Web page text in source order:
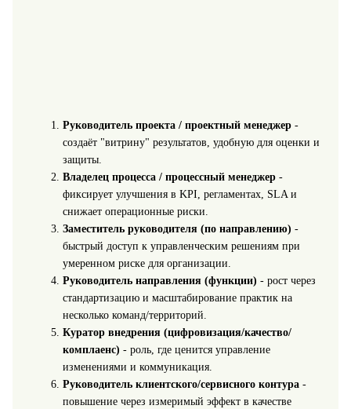
Руководитель проекта / проектный менеджер-
создаёт "витрину" результатов, удобную для оценки и
защиты.
Владелец процесса / процессный менеджер-
фиксирует улучшения в KPI, регламентах, SLA и
снижает операционные риски.
Заместитель руководителя (по направлению) -
быстрый доступ к управленческим решениям при
умеренном риске для организации.
Руководитель направления (функции) - рост через
стандартизацию и масштабирование практик на
несколько команд/территорий.
Куратор внедрения (цифровизация/качество/
комплаенс) - роль, где ценится управление
изменениями и коммуникация.
Руководитель клиентского/сервисного контура-
повышение через измеримый эффект в качестве